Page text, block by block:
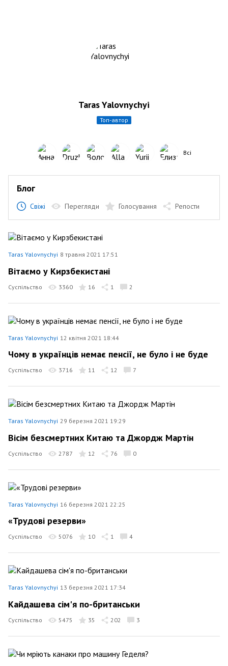
Taras Yalovnychyi
топ-автор
Всі
Блог
Свіжі Перегляди Голосування Репости
Taras Yalovnychyi 8 травня 2021 17:51
Вітаємо у Кирзбекистані
Суспільство 3360 16 1 2
Taras Yalovnychyi 12 квітня 2021 18:44
Чому в українців немає пенсії, не було і не буде
Суспільство 3716 11 12 7
Taras Yalovnychyi 29 березня 2021 19:29
Вісім безсмертних Китаю та Джордж Мартін
Суспільство 2787 12 76 0
Taras Yalovnychyi 16 березня 2021 22:25
«Трудові резерви»
Суспільство 5076 10 1 4
Taras Yalovnychyi 13 березня 2021 17:34
Кайдашева сім'я по-британськи
Суспільство 5475 35 202 3